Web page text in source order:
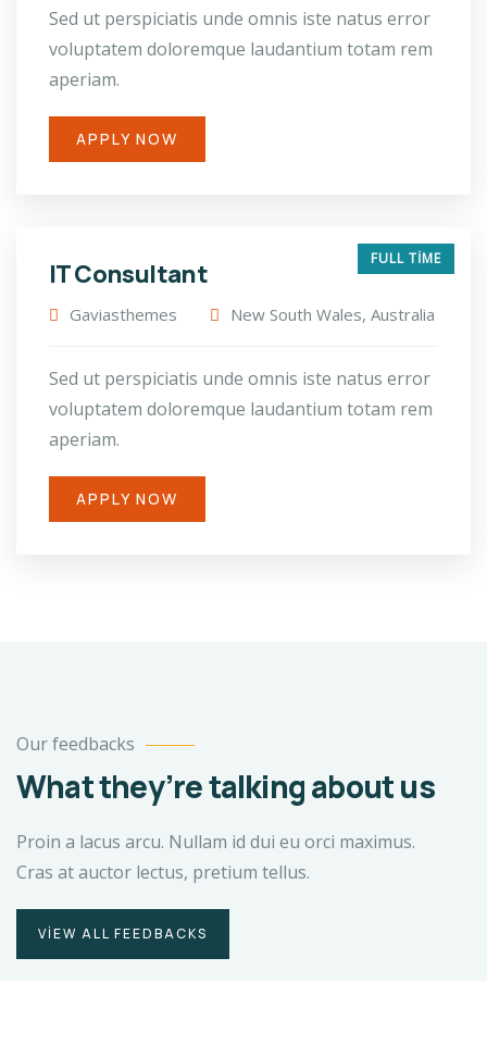
Sed ut perspiciatis unde omnis iste natus error
voluptatem doloremque laudantium totam rem
aperiam.
APPLY NOW
FULL TIME
IT Consultant
Gaviasthemes New South Wales, Australia
Sed ut perspiciatis unde omnis iste natus error
voluptatem doloremque laudantium totam rem
aperiam.
APPLY NOW
Our feedbacks
What they’re talking about us
Proin a lacus arcu. Nullam id dui eu orci maximus.
Cras at auctor lectus, pretium tellus.
VIEW ALL FEEDBACKS